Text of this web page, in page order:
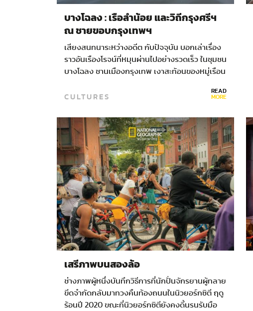
บางโฉลง : เรือลำน้อย และวิถีกรุงศรีฯ
ณ ชายขอบกรุงเทพฯ
เสียงสนทนาระหว่างอดีต กับปัจจุบัน บอกเล่าเรื่อง
ราวอันเรืองโรจน์ที่หมุนผ่านไปอย่างรวดเร็ว ในชุมชน
บางโฉลง ชานเมืองกรุงเทพ เงาสะท้อนของหมู่เรือน
เรือบดลำน้อยแล่นออกจากท่าน้ำหน้ากุฏิไปอย่าง
CULTURES READ
MORE
เสรีภาพบนสองล้อ
ช่างภาพผู้หนึ่งบันทึกวิธีการที่นักปั่นจักรยานผู้ทลาย
ขีดจำกัดกลับมาทวงคืนท้องถนนในนิวยอร์กซิตี ฤดู
ร้อนปี 2020 ขณะที่นิวยอร์กซิตียังคงดิ้นรนรับมือ